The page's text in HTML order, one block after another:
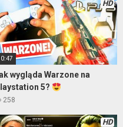
HD
wygląda Warzone na
5?
258
HD